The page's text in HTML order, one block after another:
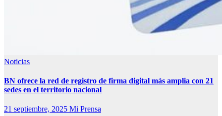
Noticias
BN ofrece la red de registro de firma digital más amplia con 21
sedes en el territorio nacional
21 septiembre, 2025 Mi Prensa